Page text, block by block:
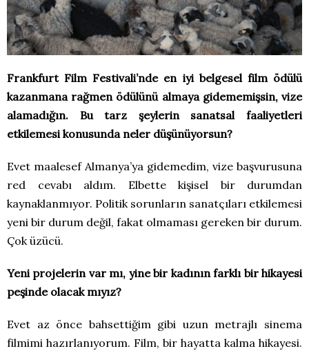
Frankfurt Film Festivali’nde en iyi belgesel film ödülü
kazanmana rağmen ödülünü almaya gidememişsin, vize
alamadığın. Bu tarz şeylerin sanatsal faaliyetleri
etkilemesi konusunda neler düşünüyorsun?
Evet maalesef Almanya’ya gidemedim, vize başvurusuna
red cevabı aldım. Elbette kişisel bir durumdan
kaynaklanmıyor. Politik sorunların sanatçıları etkilemesi
yeni bir durum değil, fakat olmaması gereken bir durum.
Çok üzücü.
Yeni projelerin var mı, yine bir kadının farklı bir hikayesi
peşinde olacak mıyız?
Evet az önce bahsettiğim gibi uzun metrajlı sinema
filmimi hazırlanıyorum. Film, bir hayatta kalma hikayesi.